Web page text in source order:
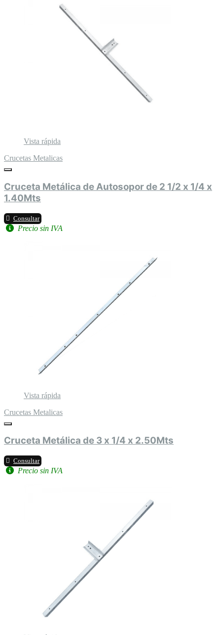
Vista rápida
Crucetas Metalicas
Cruceta Metálica de Autosopor de 2 1/2 x 1/4 x
1.40Mts
Consultar
Precio sin IVA
Vista rápida
Crucetas Metalicas
Cruceta Metálica de 3 x 1/4 x 2.50Mts
Consultar
Precio sin IVA